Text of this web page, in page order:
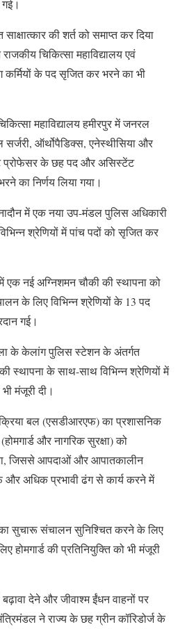
की शर्त को समाप्त कर दिया
चिकित्सा महाविद्यालय एवं
कर्मियों के पद सृजित कर भरने का भी
महाविद्यालय हमीरपुर में जनरल
सर्जरी, ऑर्थोपैडिक्स, एनेस्थीसिया और
प्रोफेसर के छह पद और असिस्टेंट
का निर्णय लिया गया।
में एक नया उप-मंडल पुलिस अधिकारी
श्रेणियों में पांच पदों को सृजित कर
एक नई अग्निशमन चौकी की स्थापना को
के लिए विभिन्न श्रेणियों के 13 पद
गई।
के केलांग पुलिस स्टेशन के अंतर्गत
स्थापना के साथ-साथ विभिन्न श्रेणियों में
मंजूरी दी।
बल (एसडीआरएफ) का प्रशासनिक
और नागरिक सुरक्षा) को
जिससे आपदाओं और आपातकालीन
और अधिक प्रभावी ढंग से कार्य करने में
सुचारू संचालन सुनिश्चित करने के लिए
होमगार्ड की प्रतिनियुक्ति को भी मंजूरी
देने और जीवाश्म ईंधन वाहनों पर
ने राज्य के छह ग्रीन कॉरिडोर्ज के